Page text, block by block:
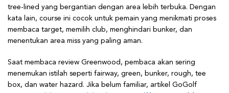
tree-lined yang bergantian dengan area lebih terbuka. Dengan
kata lain, course ini cocok untuk pemain yang menikmati proses
membaca target, memilih club, menghindari bunker, dan
menentukan area miss yang paling aman.
Saat membaca review Greenwood, pembaca akan sering
menemukan istilah seperti fairway, green, bunker, rough, tee
box, dan water hazard. Jika belum familiar, artikel GoGolf